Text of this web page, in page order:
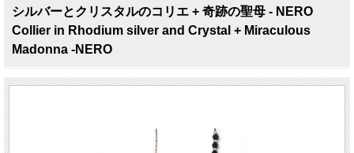
シルバーとクリスタルのコリエ + 奇跡の聖母 - NERO
Collier in Rhodium silver and Crystal + Miraculous
Madonna -NERO